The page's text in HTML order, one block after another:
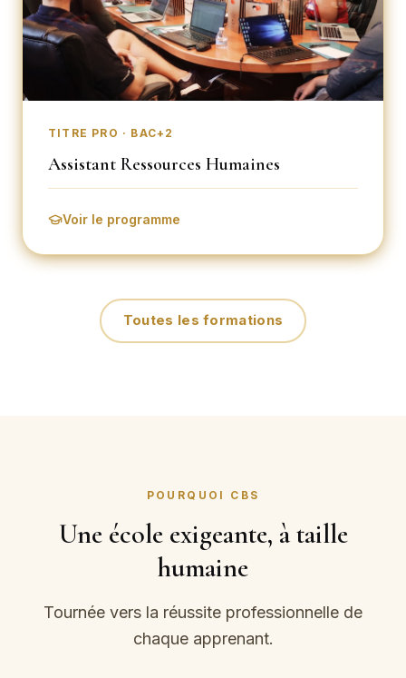
TITRE PRO · BAC+2
Assistant Ressources Humaines
Voir le programme
Toutes les formations
POURQUOI CBS
Une école exigeante, à taille
humaine
Tournée vers la réussite professionnelle de
chaque apprenant.